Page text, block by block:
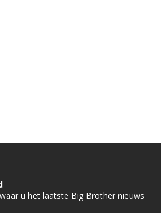
u het laatste Big Brother nieuws